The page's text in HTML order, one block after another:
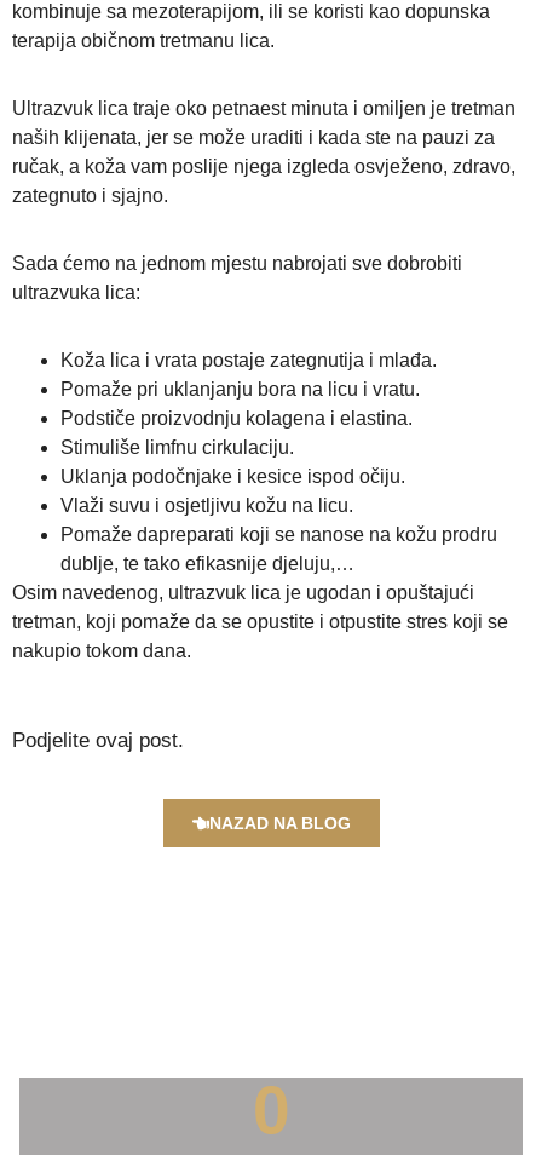
kombinuje sa mezoterapijom, ili se koristi kao dopunska
terapija običnom tretmanu lica.
Ultrazvuk lica traje oko petnaest minuta i omiljen je tretman
naših klijenata, jer se može uraditi i kada ste na pauzi za
ručak, a koža vam poslije njega izgleda osvježeno, zdravo,
zategnuto i sjajno.
Sada ćemo na jednom mjestu nabrojati sve dobrobiti
ultrazvuka lica:
Koža lica i vrata postaje zategnutija i mlađa.
Pomaže pri uklanjanju bora na licu i vratu.
Podstiče proizvodnju kolagena i elastina.
Stimuliše limfnu cirkulaciju.
Uklanja podočnjake i kesice ispod očiju.
Vlaži suvu i osjetljivu kožu na licu.
Pomaže dapreparati koji se nanose na kožu prodru
dublje, te tako efikasnije djeluju,…
Osim navedenog, ultrazvuk lica je ugodan i opuštajući
tretman, koji pomaže da se opustite i otpustite stres koji se
nakupio tokom dana.
Podjelite ovaj post.
NAZAD NA BLOG
0